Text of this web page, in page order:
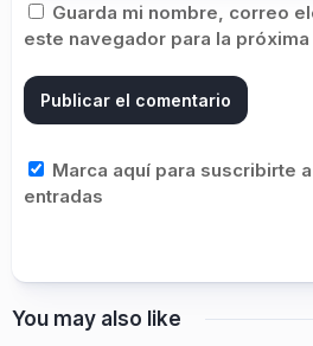
Guarda mi nombre, correo
este navegador para la
Marca aquí para suscribirte
entradas
You may also like